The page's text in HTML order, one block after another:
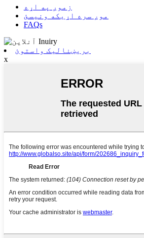
زموږ په اړه
موږ سره اړیکه ونیسئ
FAQs
بریښنالیک واستوئ
x